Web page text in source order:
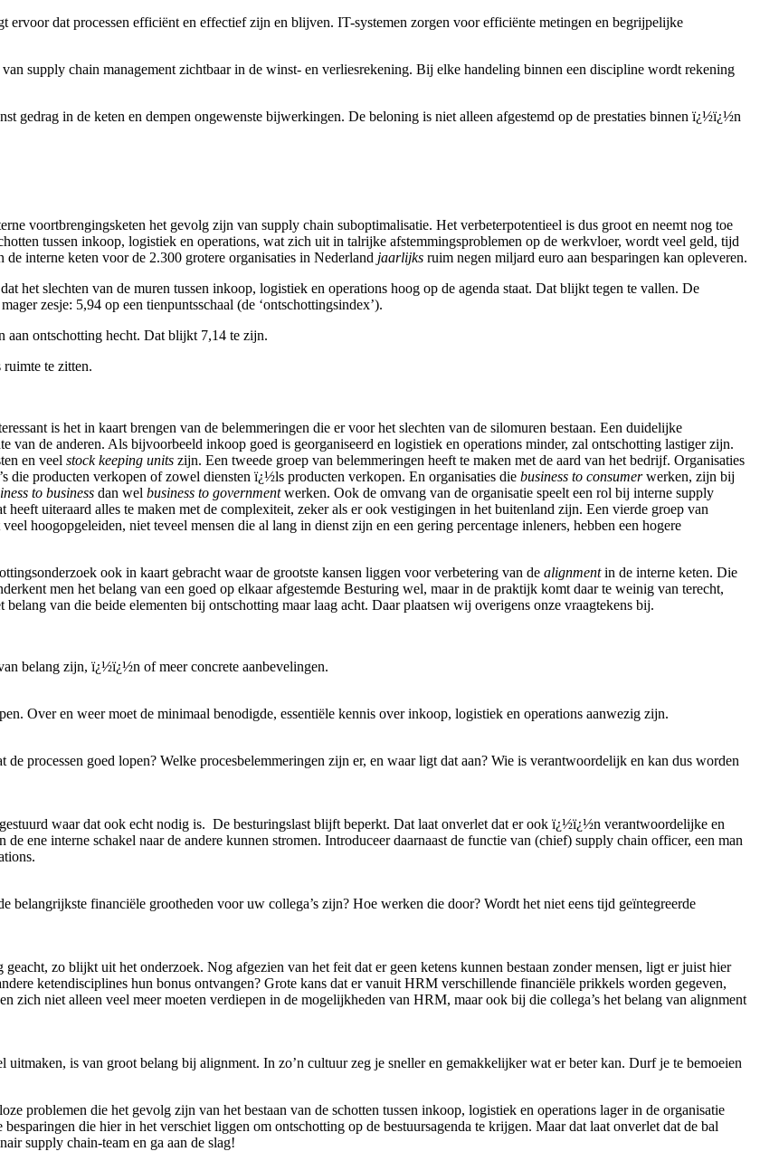
ervoor dat processen efficiënt en effectief zijn en blijven. IT-systemen zorgen voor efficiënte metingen en begrijpelijke
supply chain management zichtbaar in de winst- en verliesrekening. Bij elke handeling binnen een discipline wordt rekening
gedrag in de keten en dempen ongewenste bijwerkingen. De beloning is niet alleen afgestemd op de prestaties binnen ï¿½ï¿½n
voortbrengingsketen het gevolg zijn van supply chain suboptimalisatie. Het verbeterpotentieel is dus groot en neemt nog toe
tussen inkoop, logistiek en operations, wat zich uit in talrijke afstemmingsproblemen op de werkvloer, wordt veel geld, tijd
interne keten voor de 2.300 grotere organisaties in Nederland jaarlijks ruim negen miljard euro aan besparingen kan opleveren.
het slechten van de muren tussen inkoop, logistiek en operations hoog op de agenda staat. Dat blijkt tegen te vallen. De
zesje: 5,94 op een tienpuntsschaal (de ‘ontschottingsindex’).
aan ontschotting hecht. Dat blijkt 7,14 te zijn.
te zitten.
is het in kaart brengen van de belemmeringen die er voor het slechten van de silomuren bestaan. Een duidelijke
de anderen. Als bijvoorbeeld inkoop goed is georganiseerd en logistiek en operations minder, zal ontschotting lastiger zijn.
en veel stock keeping units zijn. Een tweede groep van belemmeringen heeft te maken met de aard van het bedrijf. Organisaties
die producten verkopen of zowel diensten ï¿½ls producten verkopen. En organisaties die business to consumerwerken, zijn bij
to business dan wel business to governmentwerken. Ook de omvang van de organisatie speelt een rol bij interne supply
uiteraard alles te maken met de complexiteit, zeker als er ook vestigingen in het buitenland zijn. Een vierde groep van
hoogopgeleiden, niet teveel mensen die al lang in dienst zijn en een gering percentage inleners, hebben een hogere
ook in kaart gebracht waar de grootste kansen liggen voor verbetering van de alignmentin de interne keten. Die
men het belang van een goed op elkaar afgestemde Besturing wel, maar in de praktijk komt daar te weinig van terecht,
van die beide elementen bij ontschotting maar laag acht. Daar plaatsen wij overigens onze vraagtekens bij.
belang zijn, ï¿½ï¿½n of meer concrete aanbevelingen.
Over en weer moet de minimaal benodigde, essentiële kennis over inkoop, logistiek en operations aanwezig zijn.
processen goed lopen? Welke procesbelemmeringen zijn er, en waar ligt dat aan? Wie is verantwoordelijk en kan dus worden
waar dat ook echt nodig is. De besturingslast blijft beperkt. Dat laat onverlet dat er ook ï¿½ï¿½n verantwoordelijke en
ene interne schakel naar de andere kunnen stromen. Introduceer daarnaast de functie van (chief) supply chain officer, een man
financiële grootheden voor uw collega’s zijn? Hoe werken die door? Wordt het niet eens tijd geïntegreerde
zo blijkt uit het onderzoek. Nog afgezien van het feit dat er geen ketens kunnen bestaan zonder mensen, ligt er juist hier
ketendisciplines hun bonus ontvangen? Grote kans dat er vanuit HRM verschillende financiële prikkels worden gegeven,
zich niet alleen veel meer moeten verdiepen in de mogelijkheden van HRM, maar ook bij die collega’s het belang van alignment
is van groot belang bij alignment. In zo’n cultuur zeg je sneller en gemakkelijker wat er beter kan. Durf je te bemoeien
problemen die het gevolg zijn van het bestaan van de schotten tussen inkoop, logistiek en operations lager in de organisatie
die hier in het verschiet liggen om ontschotting op de bestuursagenda te krijgen. Maar dat laat onverlet dat de bal
supply chain-team en ga aan de slag!